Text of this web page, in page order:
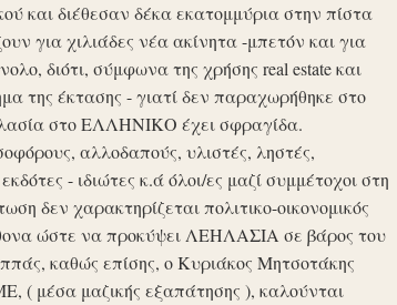
και διέθεσαν δέκα εκατομμύρια στην πίστα
για χιλιάδες νέα ακίνητα -μπετόν και για
διότι, σύμφωνα της χρήσης real estate και
της έκτασης - γιατί δεν παραχωρήθηκε στο
στο ΕΛΛΗΝΙΚΟ έχει σφραγίδα.
αλλοδαπούς, υλιστές, ληστές,
- ιδιώτες κ.ά όλοι/ες μαζί συμμέτοχοι στη
δεν χαρακτηρίζεται πολιτικο-οικονομικός
ώστε να προκύψει ΛΕΗΛΑΣΙΑ σε βάρος του
καθώς επίσης, ο Κυριάκος Μητσοτάκης
μέσα μαζικής εξαπάτησης ), καλούνται